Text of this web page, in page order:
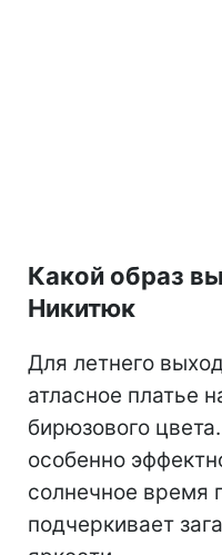
Какой образ
Никитюк
Для летнего
атласное платье
бирюзового
особенно
солнечное время
подчеркивает